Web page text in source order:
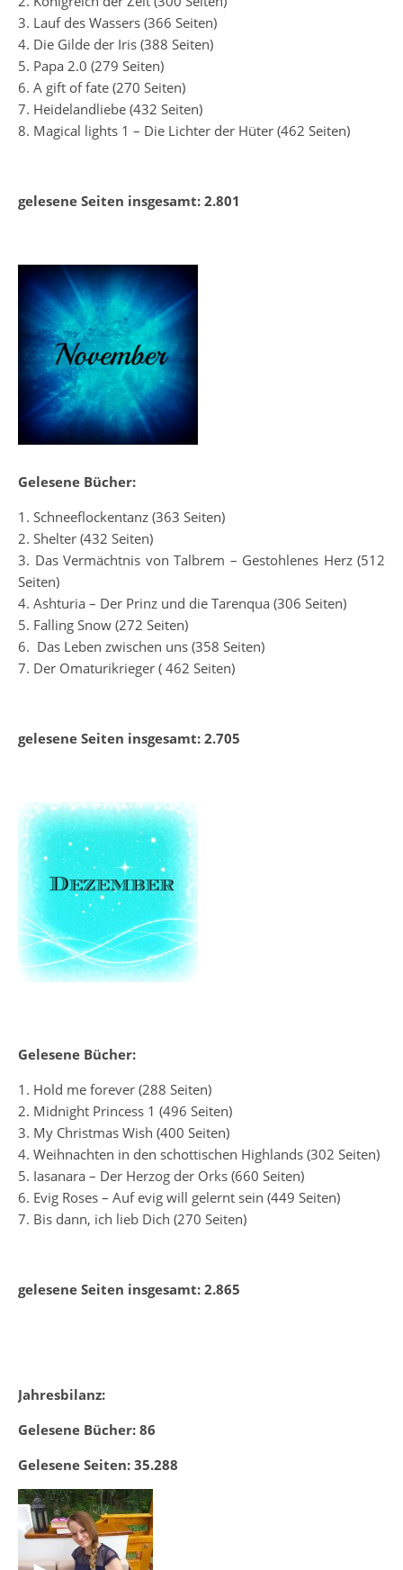
3. Lauf des Wassers (366 Seiten)
4. Die Gilde der Iris (388 Seiten)
5. Papa 2.0 (279 Seiten)
6. A gift of fate (270 Seiten)
7. Heidelandliebe (432 Seiten)
8. Magical lights 1 – Die Lichter der Hüter (462 Seiten)
gelesene Seiten insgesamt: 2.801
Gelesene Bücher:
1. Schneeflockentanz (363 Seiten)
2. Shelter (432 Seiten)
3. Das Vermächtnis von Talbrem – Gestohlenes Herz (512
Seiten)
4. Ashturia – Der Prinz und die Tarenqua (306 Seiten)
5. Falling Snow (272 Seiten)
6. Das Leben zwischen uns (358 Seiten)
7. Der Omaturikrieger ( 462 Seiten)
gelesene Seiten insgesamt: 2.705
Gelesene Bücher:
1. Hold me forever (288 Seiten)
2. Midnight Princess 1 (496 Seiten)
3. My Christmas Wish (400 Seiten)
4. Weihnachten in den schottischen Highlands (302 Seiten)
5. Iasanara – Der Herzog der Orks (660 Seiten)
6. Evig Roses – Auf evig will gelernt sein (449 Seiten)
7. Bis dann, ich lieb Dich (270 Seiten)
gelesene Seiten insgesamt: 2.865
Jahresbilanz:
Gelesene Bücher: 86
Gelesene Seiten: 35.288